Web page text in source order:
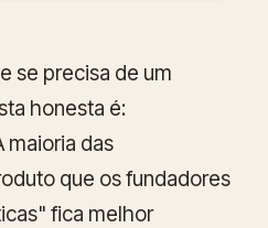
se precisa de um
honesta é:
maioria das
que os fundadores
fica melhor